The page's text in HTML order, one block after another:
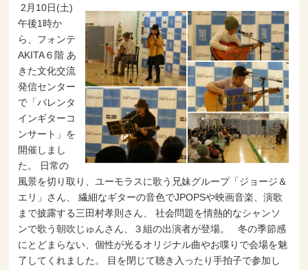
2月10日(土)
午後1時か
ら、フォンテ
AKITA６階 あ
きた文化交流
発信センター
で「バレンタ
インギターコ
ンサート」を
開催しまし
た。 日常の
風景を切り取り、ユーモラスに歌う兄妹グループ「ジョージ＆
エリ」さん、 繊細なギターの音色でJPOPSや映画音楽、演歌
まで披露する三田村孝則さん、 社会問題を情熱的なシャンソ
ンで歌う朝吹じゅんさん、３組の出演者が登場。 冬の季節感
にとどまらない、個性が光るオリジナル曲やお喋りで会場を魅
了してくれました。 目を閉じて聴き入ったり手拍子で参加し